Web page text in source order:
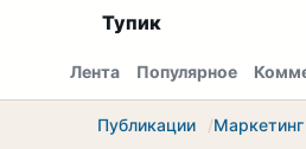
Тупик
Лента Популярное
Публикации Маркетинг